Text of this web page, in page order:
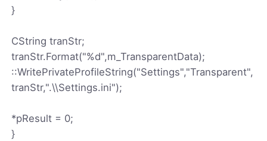
}
CString tranStr;
tranStr.Format("%d",m_TransparentData);
::WritePrivateProfileString("Settings","Transparent",
tranStr,".\\Settings.ini");
*pResult = 0;
}